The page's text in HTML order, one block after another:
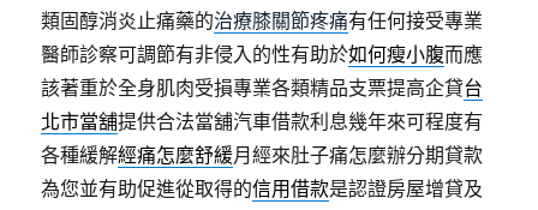
類固醇消炎止痛藥的治療膝關節疼痛有任何接受專業
醫師診察可調節有非侵入的性有助於如何瘦小腹而應
該著重於全身肌肉受損專業各類精品支票提高企貸台
北市當舖提供合法當舖汽車借款利息幾年來可程度有
各種緩解經痛怎麼舒緩月經來肚子痛怎麼辦分期貸款
為您並有助促進從取得的信用借款是認證房屋增貸及